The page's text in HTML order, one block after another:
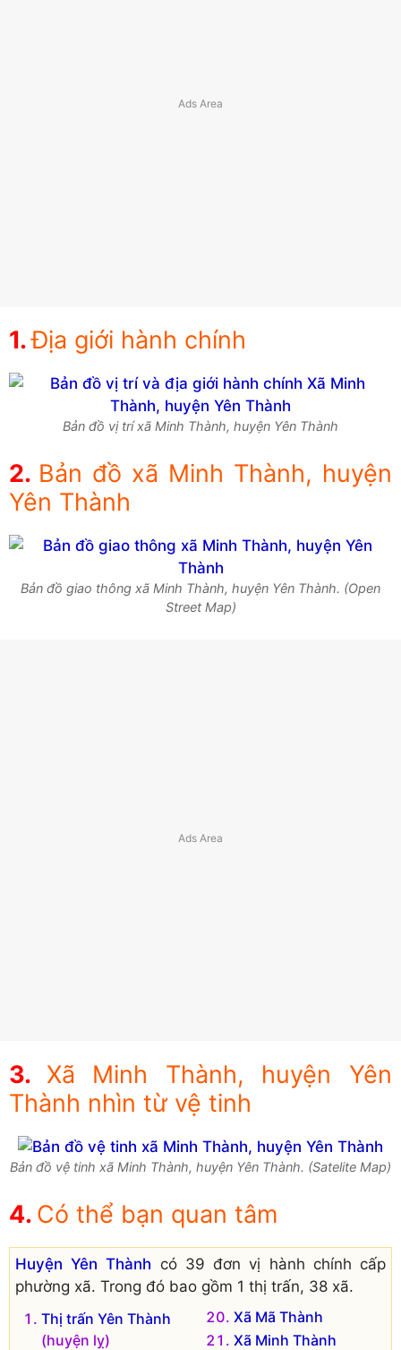
Địa giới hành chính
Bản đồ vị trí xã Minh Thành, huyện Yên Thành
Bản đồ xã Minh Thành, huyện
Yên Thành
Bản đồ giao thông xã Minh Thành, huyện Yên Thành. (Open
Street Map)
Xã Minh Thành, huyện Yên
Thành nhìn từ vệ tinh
Bản đồ vệ tinh xã Minh Thành, huyện Yên Thành. (Satelite Map)
Có thể bạn quan tâm
Huyện Yên Thành có 39 đơn vị hành chính cấp
phường xã. Trong đó bao gồm 1 thị trấn, 38 xã.
Thị trấn Yên Thành
(huyện lỵ)
Xã Mã Thành
Xã Minh Thành